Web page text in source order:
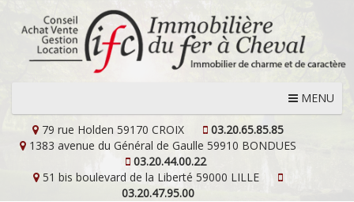
MENU
79 rue Holden 59170 CROIX
03.20.65.85.85
1383 avenue du Général de Gaulle 59910 BONDUES
03.20.44.00.22
51 bis boulevard de la Liberté 59000 LILLE
03.20.47.95.00